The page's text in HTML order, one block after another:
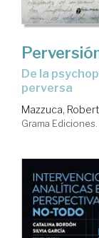
De la psychopathia sexalis a la subjetividad
perversa
Mazzuca,
Grama